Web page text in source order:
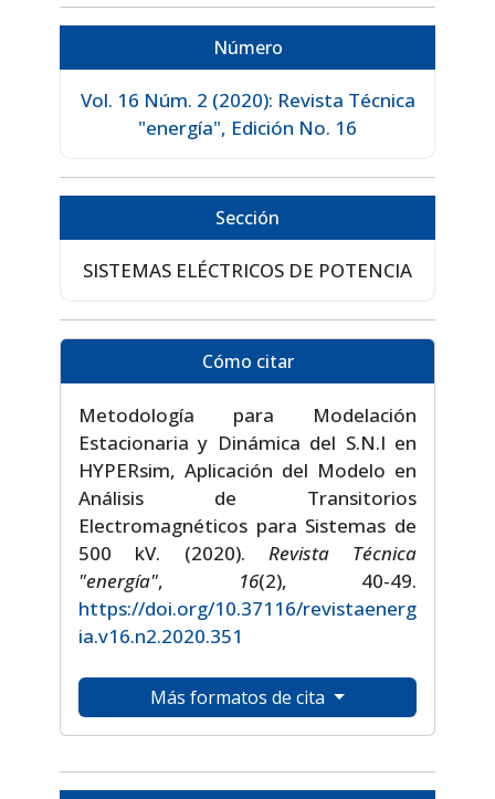
Número
Vol. 16 Núm. 2 (2020): Revista Técnica
"energía", Edición No. 16
Sección
SISTEMAS ELÉCTRICOS DE POTENCIA
Cómo citar
Metodología para Modelación
Estacionaria y Dinámica del S.N.I en
HYPERsim, Aplicación del Modelo en
Análisis de Transitorios
Electromagnéticos para Sistemas de
500 kV. (2020). Revista Técnica
"energía", 16(2), 40-49.
https://doi.org/10.37116/revistaenerg
ia.v16.n2.2020.351
Más formatos de cita